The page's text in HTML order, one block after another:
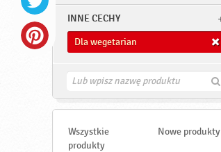
INNE CECHY
Dla wegetarian
Z
d
Wszystkie
produkty
Nowe produkty